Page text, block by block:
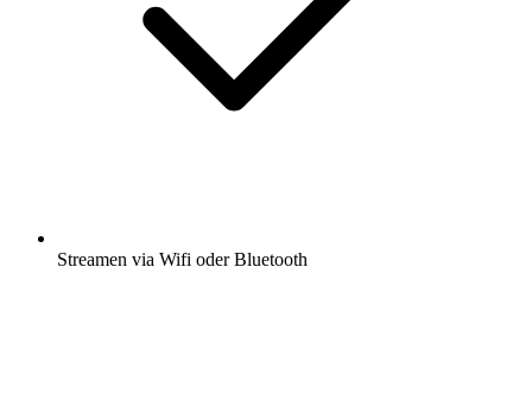
Streamen via Wifi oder Bluetooth